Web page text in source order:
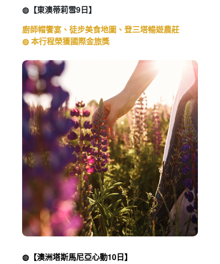
◍【東澳蒂莉雪9日】
廚師帽饗宴、徒步美食地圖、登三塔暢遊農莊
◍ 本行程榮獲國際金旅獎
◍【澳洲塔斯馬尼亞心動10日】